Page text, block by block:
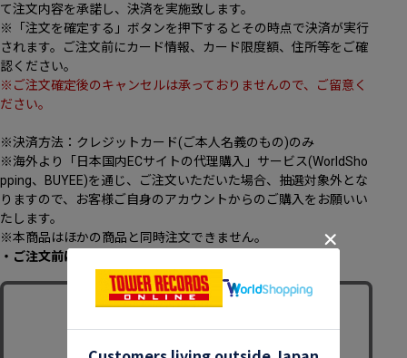
て注文内容を承諾し、決済を実施致します。
※「注文を確定する」ボタンを押下するとその時点で決済が実行
されます。ご注文前にカード情報、カード限度額、住所等をご確
認ください。
※ご注文確定後のキャンセルは承っておりませんので、ご留意く
ださい。
※決済方法：クレジットカード(ご本人名義のもの)のみ
※海外より「日本国内ECサイトの代理購入」サービス(WorldSho
pping、BUYEE)を通じ、ご注文いただいた場合、抽選対象外とな
りますので、お客様ご自身のアカウントからのご購入をお願いい
たします。
※本商品はほかの商品と同時注文できません。
・ご注文前に、必ず[